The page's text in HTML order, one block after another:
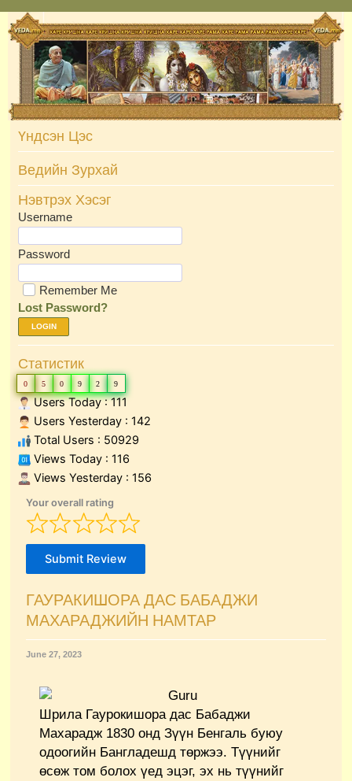
Skip
to
content
Үндсэн Цэс
Ведийн Зурхай
Нэвтрэх Хэсэг
Username
Password
Remember Me
Lost Password?
LOGIN
Статистик
0 5 0 9 2 9
Users Today : 111
Users Yesterday : 142
Total Users : 50929
Views Today : 116
Views Yesterday : 156
Your overall rating
Submit Review
ГАУРАКИШОРА ДАС БАБАДЖИ
МАХАРАДЖИЙН НАМТАР
June 27, 2023
Шрила Гаурокишора дас Бабаджи
Махарадж 1830 онд Зүүн Бенгаль буюу
одоогийн Бангладешд төржээ. Түүнийг
өсөж том болох үед эцэг, эх нь түүнийг